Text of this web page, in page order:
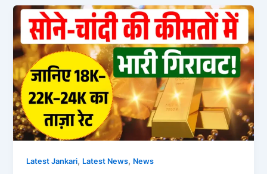
Latest Jankari, Latest News, News